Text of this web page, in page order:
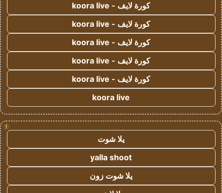
كورة لايف - koora live
كورة لايف - koora live
كورة لايف - koora live
كورة لايف - koora live
كورة لايف - koora live
koora live
!
يلا شوت
yalla shoot
يلا شوت زون